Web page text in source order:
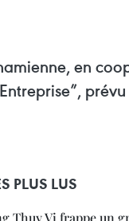
en
prévu
PLUS LUS
Thuy Vi frappe un